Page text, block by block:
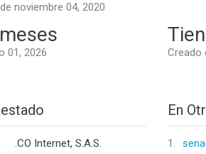
noviembre 04, 2020
01, 2026 Creado
.CO Internet, S.A.S.
En
1.